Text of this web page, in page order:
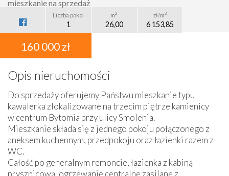
mieszkanie na sprzedaż
Liczba pokoi
1
m2
26,00
zł/m2
6 153,85
160 000 zł
Opis nieruchomości
Do sprzedaży oferujemy Państwu mieszkanie typu
kawalerka zlokalizowane na trzecim piętrze kamienicy
w centrum Bytomia przy ulicy Smolenia.
Mieszkanie składa się z jednego pokoju połączonego z
aneksem kuchennym, przedpokoju oraz łazienki razem z
WC.
Całość po generalnym remoncie, łazienka z kabiną
prysznicową, ogrzewanie centralne zasilane z